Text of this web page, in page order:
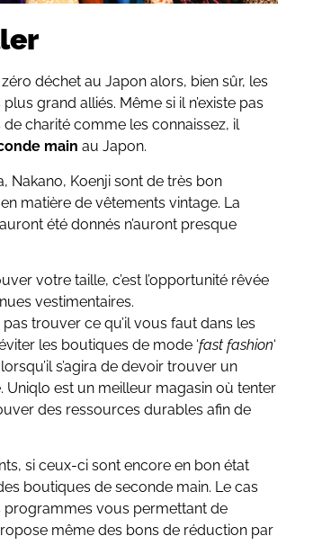
déchet au Japon alors, bien sûr, les
grand alliés. Même si il n’existe pas
charité comme les connaissez, il
main au Japon.
Nakano, Koenji sont de très bon
matière de vêtements vintage. La
été donnés n’auront presque
votre taille, c’est l’opportunité rêvée
vestimentaires.
trouver ce qu’il vous faut dans les
les boutiques de mode ‘fast fashion‘
lorsqu’il s’agira de devoir trouver un
est un meilleur magasin où tenter
des ressources durables afin de
si ceux-ci sont encore en bon état
boutiques de seconde main. Le cas
programmes vous permettant de
même des bons de réduction par